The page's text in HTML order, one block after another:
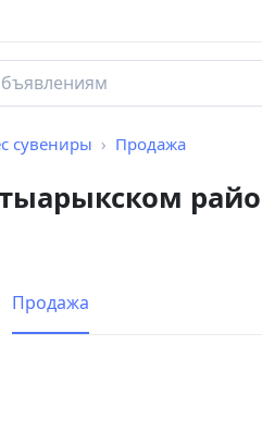
сувениры Продажа
Продажа